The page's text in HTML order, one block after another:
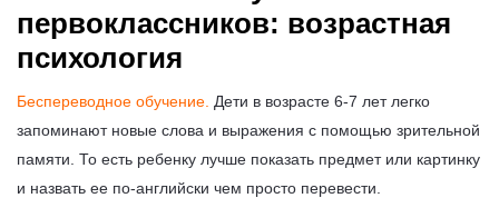
первоклассников: возрастная
психология
Беспереводное обучение. Дети в возрасте 6-7 лет легко
запоминают новые слова и выражения с помощью зрительной
памяти. То есть ребенку лучше показать предмет или картинку
и назвать ее по-английски чем просто перевести.